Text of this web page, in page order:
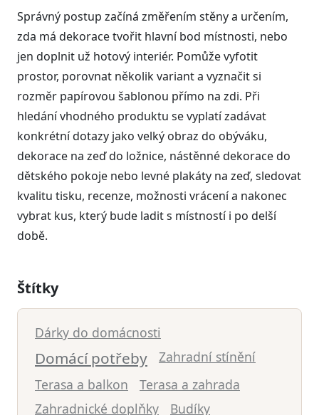
Správný postup začíná změřením stěny a určením,
zda má dekorace tvořit hlavní bod místnosti, nebo
jen doplnit už hotový interiér. Pomůže vyfotit
prostor, porovnat několik variant a vyznačit si
rozměr papírovou šablonou přímo na zdi. Při
hledání vhodného produktu se vyplatí zadávat
konkrétní dotazy jako velký obraz do obýváku,
dekorace na zeď do ložnice, nástěnné dekorace do
dětského pokoje nebo levné plakáty na zeď, sledovat
kvalitu tisku, recenze, možnosti vrácení a nakonec
vybrat kus, který bude ladit s místností i po delší
době.
Štítky
Dárky do domácnosti
Domácí potřeby
Zahradní stínění
Terasa a balkon
Terasa a zahrada
Zahradnické doplňky
Budíky